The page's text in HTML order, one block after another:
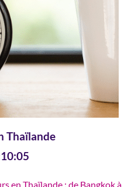
Thaïlande
en Thaïlande : de Bangkok à